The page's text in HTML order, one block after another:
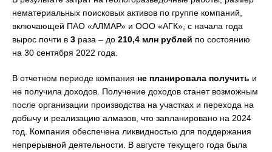
нематериальных поисковых активов по группе компаний,
включающей ПАО «АЛМАР» и ООО «АГК», с начала года
вырос почти в 3 раза – до 210,4 млн рублей по состоянию
на 30 сентября 2022 года.
В отчетном периоде компания не планировала получить и
не получила доходов. Получение доходов станет возможным
после организации производства на участках и перехода на
добычу и реализацию алмазов, что запланировано на 2024
год. Компания обеспечена ликвидностью для поддержания
непрерывной деятельности. В августе текущего года была